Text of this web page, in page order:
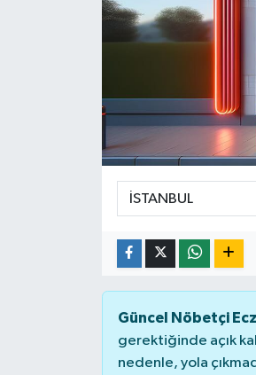
Güncel Nöbetçi
gerektiğinde açık
nedenle, yola
EĞİTİM
EKONOMİ